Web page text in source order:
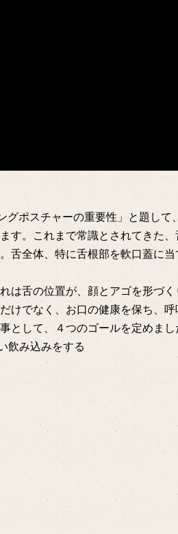
ポスチャーの重要性」と題して
す。これまで常識とされてきた
舌全体、特に舌根部を軟口蓋に
舌の位置が、顔とアゴを形づく
けでなく、お口の健康を保ち、呼
として、４つのゴールを定めま
飲み込みをする